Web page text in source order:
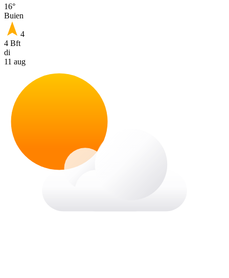
16°
Buien
4
4 Bft
di
11 aug